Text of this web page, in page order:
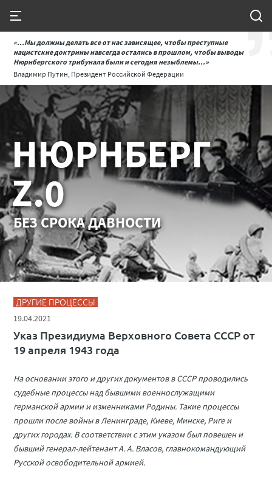
«...Мы должны делать все от нас зависящее, чтобы преступные
нацистские доктрины навсегда остались в прошлом, чтобы выводы
Нюрнбергского трибунала были и сегодня незыблемы...»
Владимир Путин, Президент Российской Федерации
НЮРНБЕРГ
Z.0
БЕЗ СРОКА ДАВНОСТИ
ДРУГИЕ ПРОЦЕССЫ
19.04.2021
Указ Президиума Верховного Совета СССР от
19 апреля 1943 года
На основании этого и других документов в СССР проводились
судебные процессы над бывшими военнослужащими
германской армии и изменниками Родины. Такие процессы
прошли после войны в Ленинграде, Киеве, Минске, Риге и
других городах. В соответствии с этим указом был повешен и
бывший генерал-лейтенант А. А. Власов, главнокомандующий
Русской освободительной армией.